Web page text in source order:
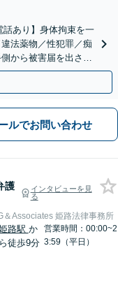
話あり】身体拘束を一
法薬物／性犯罪／痴
から被害届を出され
す。
ルでお問い合わせ
護
インタビューを見
る
＆Associates 姫路法律事務所
路駅 か
ら徒歩9分
営業時間：00:00~2
3:59（平日）